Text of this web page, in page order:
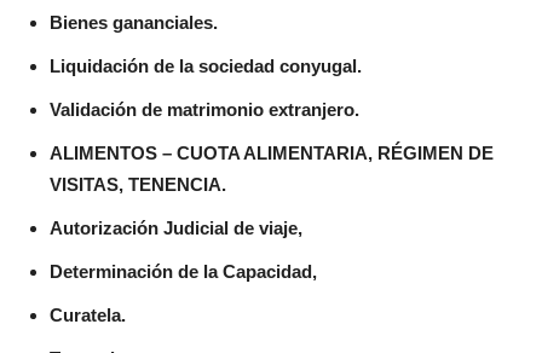
Bienes gananciales.
Liquidación de la sociedad conyugal.
Validación de matrimonio extranjero.
ALIMENTOS – CUOTA ALIMENTARIA, RÉGIMEN DE
VISITAS, TENENCIA.
Autorización Judicial de viaje,
Determinación de la Capacidad,
Curatela.